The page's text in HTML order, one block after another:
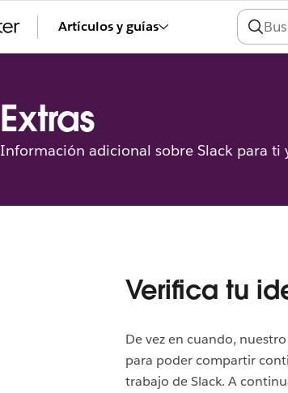
Artículos y guías
Extras
Información adicional sobre Slack para ti
Verifica tu
De vez en cuando,
para poder compartir
trabajo de Slack. A